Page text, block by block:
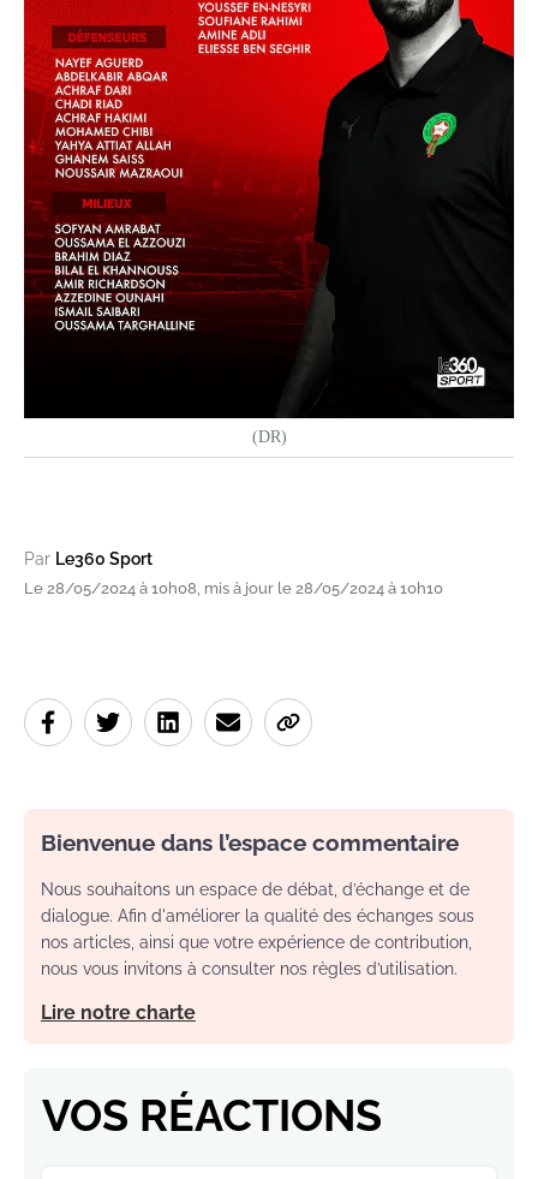
(DR)
Par Le360 Sport
Le 28/05/2024 à 10h08, mis à jour le 28/05/2024 à 10h10
Bienvenue dans l’espace commentaire
Nous souhaitons un espace de débat, d’échange et de
dialogue. Afin d'améliorer la qualité des échanges sous
nos articles, ainsi que votre expérience de contribution,
nous vous invitons à consulter nos règles d’utilisation.
Lire notre charte
VOS RÉACTIONS